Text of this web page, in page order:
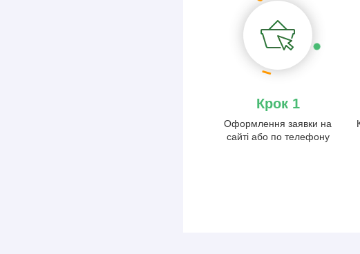
Крок 1
Оформлення заявки на
сайті або по телефону